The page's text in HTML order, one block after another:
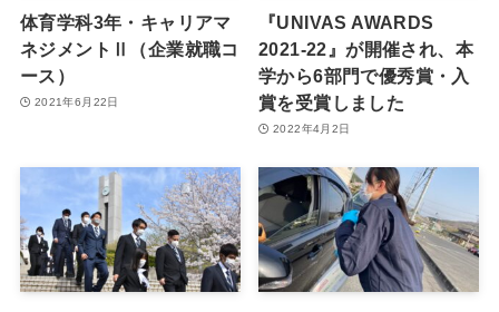
体育学科3年・キャリアマ
ネジメントⅡ（企業就職コ
ース）
2021年6月22日
『UNIVAS AWARDS
2021-22』が開催され、本
学から6部門で優秀賞・入
賞を受賞しました
2022年4月2日